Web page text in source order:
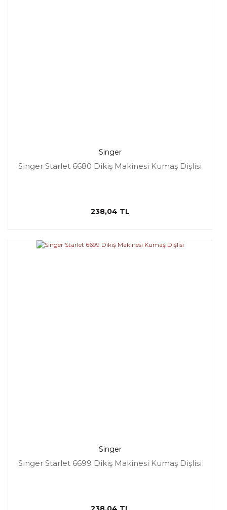
Singer
Singer Starlet 6680 Dikiş Makinesi Kumaş Dişlisi
238,04 TL
Singer
Singer Starlet 6699 Dikiş Makinesi Kumaş Dişlisi